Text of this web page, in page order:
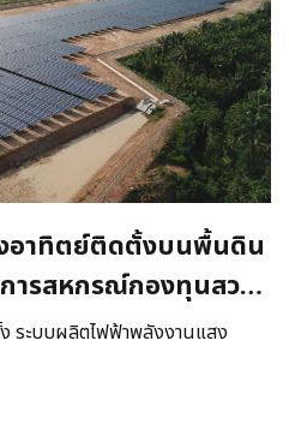
อาทิตย์ติดตั้งบนพื้นดิน
ารสหกรณ์กองทุนสวน
ระบบผลิตไฟฟ้าพลังงานแสง